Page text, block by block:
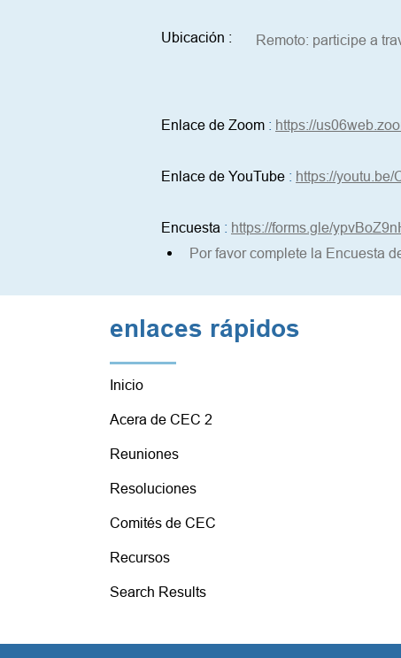
Ubicación : Remoto: participe a
Enlace de Zoom : https://
Enlace de YouTube : https://youtu.be/
Encuesta : https://forms.gle/
Por favor complete la Encuesta
enlaces rápidos
Inicio
Acera de CEC 2
Reuniones
Resoluciones
Comités de CEC
Recursos
Search Results